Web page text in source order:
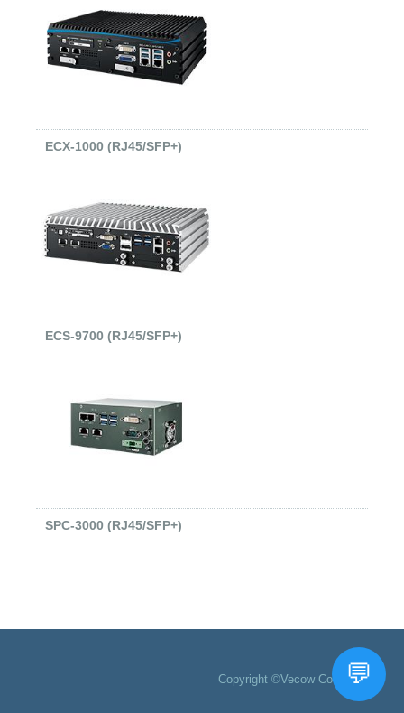
ECX-1000 (RJ45/SFP+)
ECS-9700 (RJ45/SFP+)
SPC-3000 (RJ45/SFP+)
Copyright ©Vecow Co., Ltd.